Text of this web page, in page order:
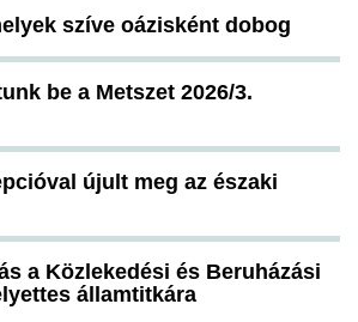
szíve oázisként dobog
be a Metszet 2026/3.
újult meg az északi
a Közlekedési és Beruházási
államtitkára